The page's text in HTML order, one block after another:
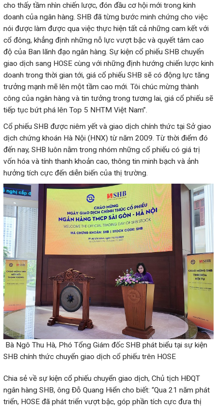
cho thấy tầm nhìn chiến lược, đón đầu cơ hội mới trong kinh
doanh của ngân hàng. SHB đã từng bước minh chứng cho việc
nói được làm được qua việc thực hiện tất cả những cam kết với
cổ đông, khẳng định những nỗ lực vượt bậc và quyết tâm cao
độ của Ban lãnh đạo ngân hàng. Sự kiện cổ phiếu SHB chuyển
giao dịch sang HOSE cùng với những định hướng chiến lược kinh
doanh trong thời gian tới, giá cổ phiếu SHB sẽ có động lực tăng
trưởng mạnh mẽ lên một tầm cao mới. Tôi chúc mừng thành
công của ngân hàng và tin tưởng trong tương lai, giá cổ phiếu sẽ
tiếp tục bứt phá lên Top 5 NHTM Việt Nam”.
Cổ phiếu SHB được niêm yết và giao dịch chính thức tại Sở giao
dịch chứng khoán Hà Nội (HNX) từ năm 2009. Từ thời điểm đó
đến nay, SHB luôn nằm trong nhóm những cổ phiếu có giá trị
vốn hóa và tính thanh khoản cao, thông tin minh bạch và ảnh
hưởng tích cực đến diễn biến của thị trường.
Bà Ngô Thu Hà, Phó Tổng Giám đốc SHB phát biểu tại sự kiện
SHB chính thức chuyển giao dịch cổ phiếu trên HOSE
Chia sẻ về sự kiện cổ phiếu chuyển giao dịch, Chủ tịch HĐQT
ngân hàng SHB, ông Đỗ Quang Hiển cho biết: “Qua 21 năm phát
triển, HOSE đã phát triển vượt bậc, góp phần tích cực đưa thị